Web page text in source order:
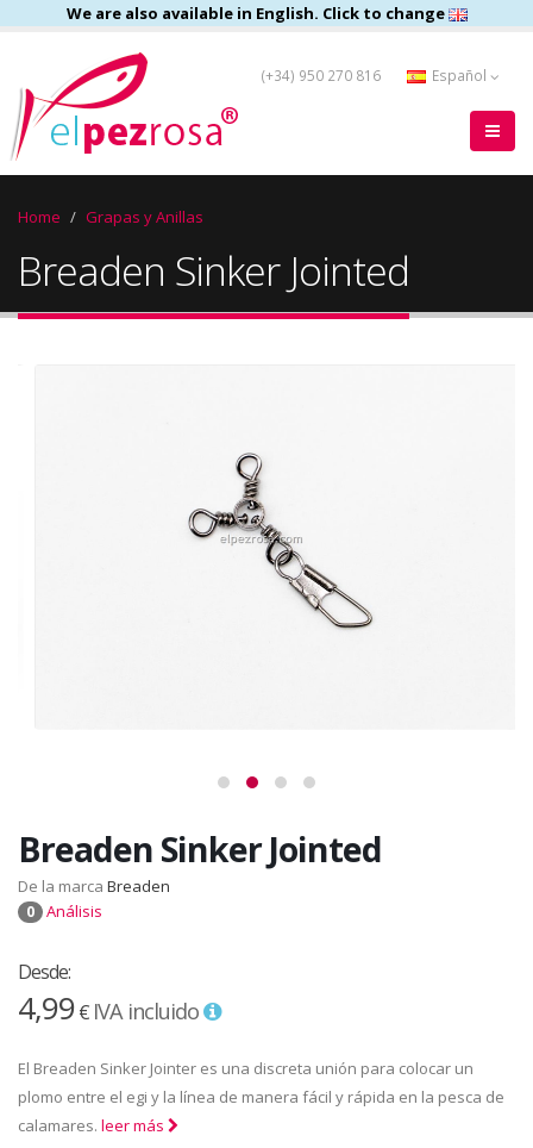
We are also available in English. Click to change
(+34) 950 270 816 Español
Home Grapas y Anillas
Breaden Sinker Jointed
Breaden Sinker Jointed
De la marca Breaden
0 Análisis
Desde:
4,99€ IVA incluido
El Breaden Sinker Jointer es una discreta unión para colocar un
plomo entre el egi y la línea de manera fácil y rápida en la pesca de
calamares. leer más